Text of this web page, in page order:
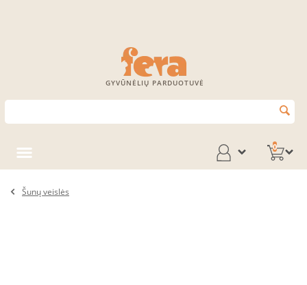
GYVŪNĖLIŲ PARDUOTUVĖ
0
Šunų veislės